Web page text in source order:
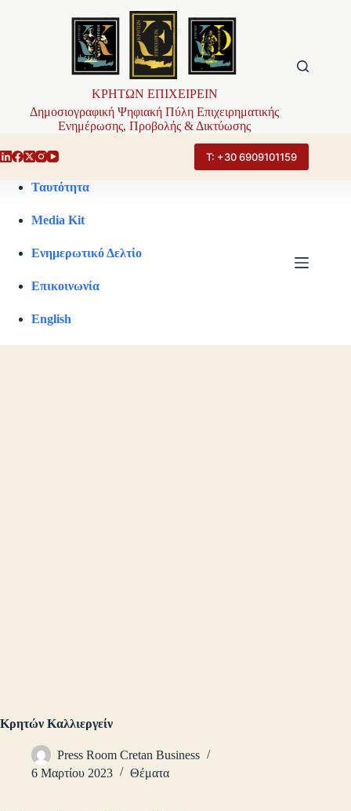
ΚΡΗΤΩΝ ΕΠΙΧΕΙΡΕΙΝ
Δημοσιογραφική Ψηφιακή Πύλη Επιχειρηματικής
Ενημέρωσης, Προβολής & Δικτύωσης
Τ: +30 6909101159
Ταυτότητα
Media Kit
Ενημερωτικό Δελτίο
Επικοινωνία
English
Κρητών Καλλιεργείν
Press Room Cretan Business
6 Μαρτίου 2023
Θέματα